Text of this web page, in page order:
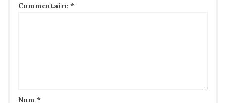
Commentaire *
Nom *